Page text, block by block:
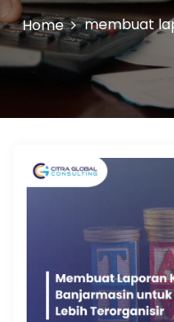
Home membuat